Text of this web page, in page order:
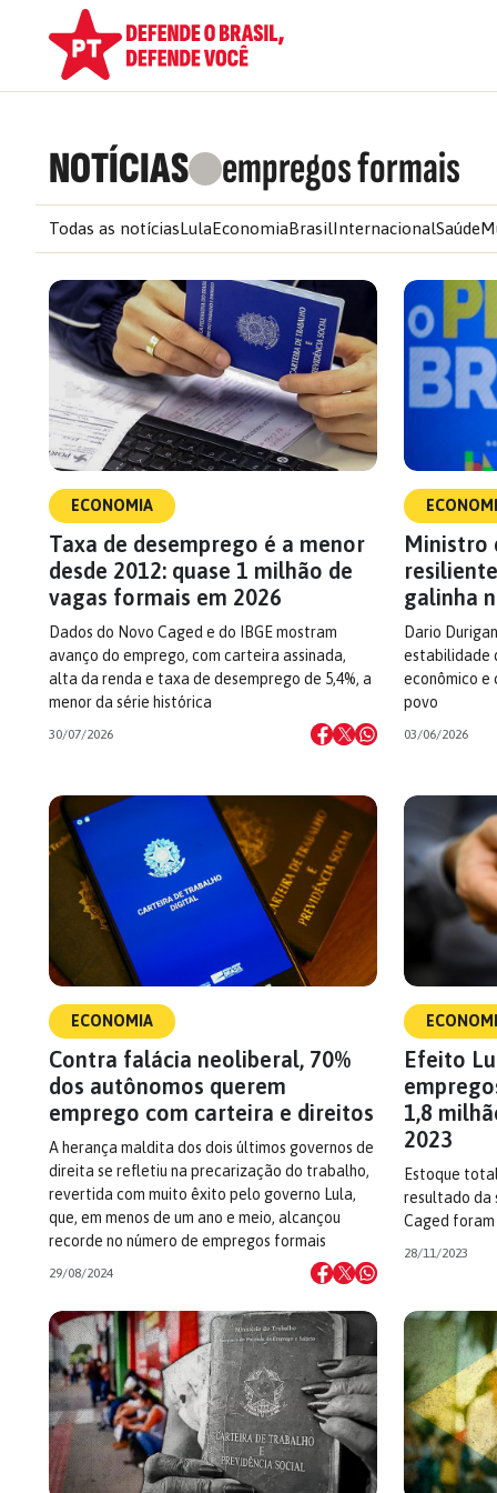
NOTÍCIAS empregos formais
Todas as notíciasLulaEconomiaBrasilInternacionalSaúde
ECONOMIA
Taxa de desemprego é a menor
desde 2012: quase 1 milhão de
vagas formais em 2026
Dados do Novo Caged e do IBGE mostram
avanço do emprego, com carteira assinada,
alta da renda e taxa de desemprego de 5,4%, a
menor da série histórica
30/07/2026
Ministro
galinha
Dario
estabilidade
econômico e
povo
03/06/2026
ECONOMIA
Contra falácia neoliberal, 70%
dos autônomos querem
emprego com carteira e direitos
A herança maldita dos dois últimos governos de
direita se refletiu na precarização do trabalho,
revertida com muito êxito pelo governo Lula,
que, em menos de um ano e meio, alcançou
recorde no número de empregos formais
29/08/2024
Efeito
1,8
2023
Estoque
resultado da
Caged
28/11/2023